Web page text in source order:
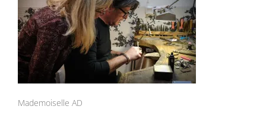
Mademoiselle AD